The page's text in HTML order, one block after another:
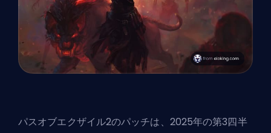
パスオブエクザイル2のパッチは、2025年の第3四半